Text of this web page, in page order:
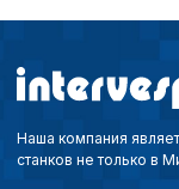
Наша компания
станков не только в